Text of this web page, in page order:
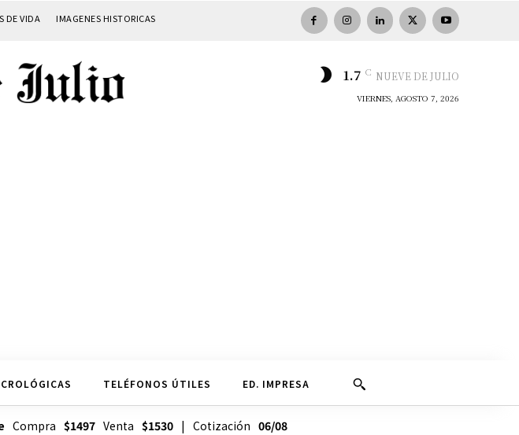
DE VIDA IMAGENES HISTORICAS
1.7 C NUEVE DE JULIO
VIERNES, AGOSTO 7, 2026
TELÉFONOS ÚTILES ED. IMPRESA
Compra $1497Venta $1530| Cotización 06/08